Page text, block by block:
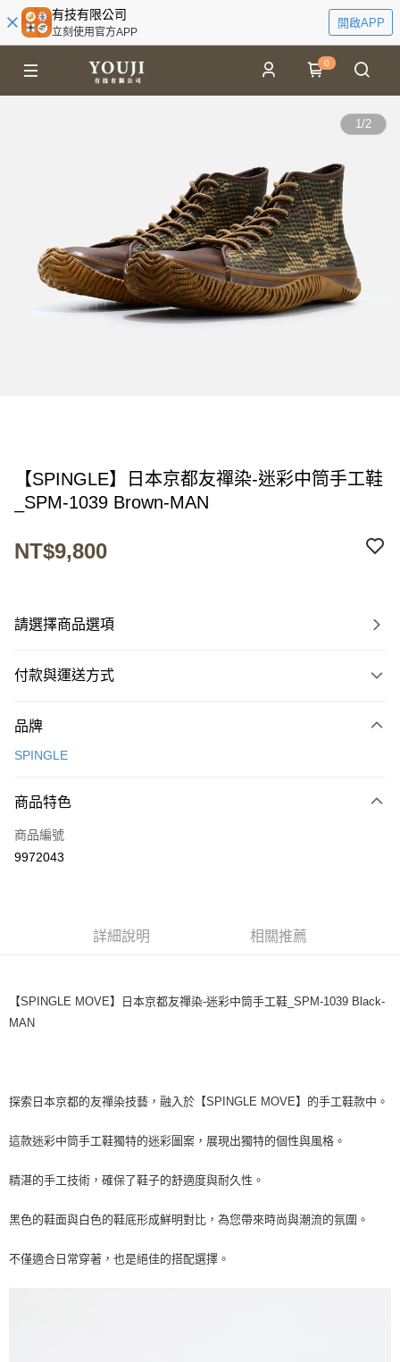
有技有限公司
立刻使用官方APP
開啟APP
0
1/2
【SPINGLE】日本京都友禪染-迷彩中筒手工鞋
_SPM-1039 Brown-MAN
NT$9,800
請選擇商品選項
付款與運送方式
信用卡一次付款
LINE Pay
Apple Pay
付款後全家取貨
每筆NT$60
付款後7-11取貨
品牌
SPINGLE
商品特色
商品編號
9972043
詳細說明 相關推薦
【SPINGLE MOVE】日本京都友禪染-迷彩中筒手工鞋_SPM-1039 Black-
MAN
探索日本京都的友禪染技藝，融入於【SPINGLE MOVE】的手工鞋款中。
這款迷彩中筒手工鞋獨特的迷彩圖案，展現出獨特的個性與風格。
精湛的手工技術，確保了鞋子的舒適度與耐久性。
黑色的鞋面與白色的鞋底形成鮮明對比，為您帶來時尚與潮流的氛圍。
不僅適合日常穿著，也是絕佳的搭配選擇。